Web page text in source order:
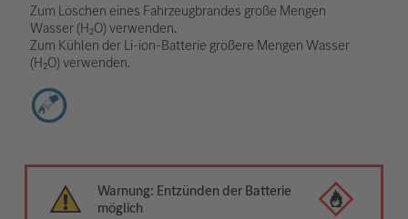
Zum Löschen eines Fahrzeugbrandes große Mengen
Wasser (H₂O) verwenden.
Zum Kühlen der Li-ion-Batterie größere Mengen Wasser
(H₂O) verwenden.
Warnung: Entzünden der Batterie
möglich